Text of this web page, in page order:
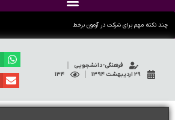
چند نکته مهم برای شرکت در آزمون برخط
فرهنگی-دانشجویی
۲۹ اردیبهشت ۱۳۹۴
۱۳۴